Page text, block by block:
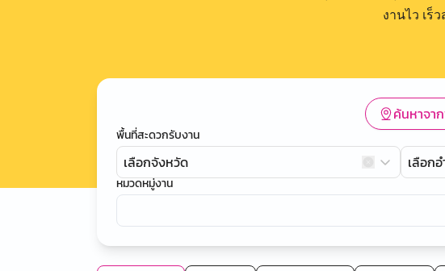
งานไว เร็
ค้นหาจา
พื้นที่สะดวกรับงาน
เลือกจังหวัด เลือก
หมวดหมู่งาน